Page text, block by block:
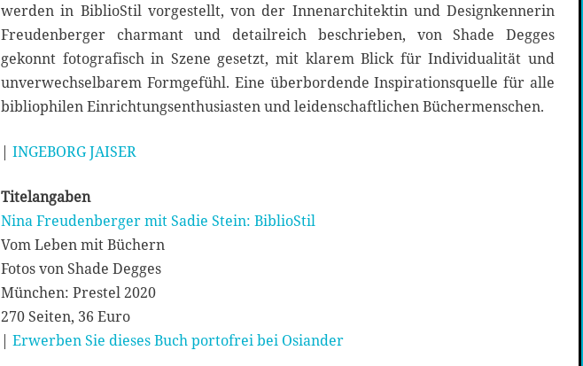
werden in BiblioStil vorgestellt, von der Innenarchitektin und Designkennerin
Freudenberger charmant und detailreich beschrieben, von Shade Degges
gekonnt fotografisch in Szene gesetzt, mit klarem Blick für Individualität und
unverwechselbarem Formgefühl. Eine überbordende Inspirationsquelle für alle
bibliophilen Einrichtungsenthusiasten und leidenschaftlichen Büchermenschen.
| INGEBORG JAISER
Titelangaben
Nina Freudenberger mit Sadie Stein: BiblioStil
Vom Leben mit Büchern
Fotos von Shade Degges
München: Prestel 2020
270 Seiten, 36 Euro
| Erwerben Sie dieses Buch portofrei bei Osiander